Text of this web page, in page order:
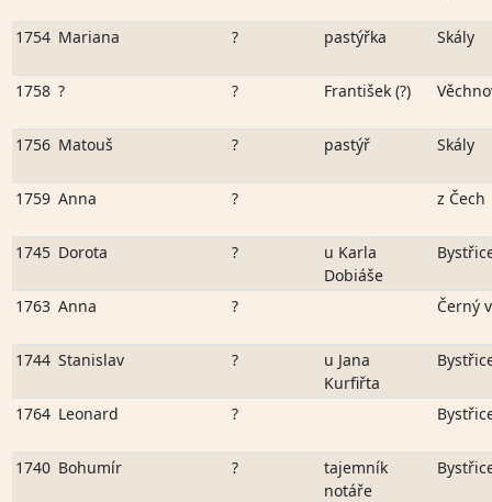
1754 Mariana ? pastýřka Skály
1758 ? ? František (?)
1756 Matouš ? pastýř Skály
1759 Anna ? z Čech
1745 Dorota ?
u Karla
Dobiáše
1763 Anna ? Černý
1744 Stanislav ?
u Jana
Kurfiřta
1764 Leonard ?
1740 Bohumír ?
tajemník
notáře